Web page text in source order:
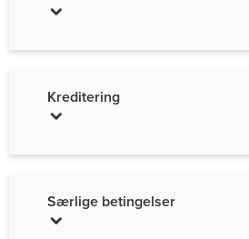
Kreditering
Særlige betingelser